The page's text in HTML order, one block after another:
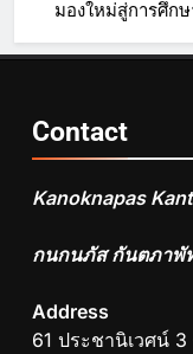
มองใหม่สู่การศึก
Contact
Kanoknapas
กนกนภัส กันตภาพั
Address
61 ประชานิเวศน์